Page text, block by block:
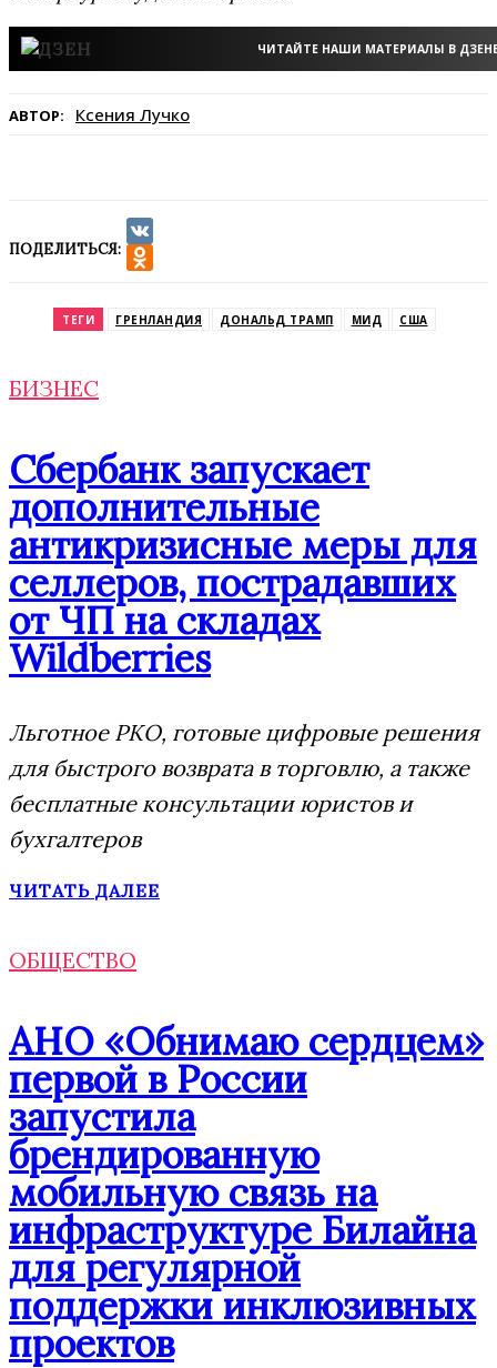
ЧИТАЙТЕ НАШИ МАТЕРИАЛЫ В
АВТОР: Ксения Лучко
ПОДЕЛИТЬСЯ:
VK
ТЕГИ ГРЕНЛАНДИЯ ДОНАЛЬД ТРАМП МИД США
БИЗНЕС
Сбербанк запускает
дополнительные
антикризисные меры для
селлеров, пострадавших
от ЧП на складах
Wildberries
Льготное РКО, готовые цифровые решения
для быстрого возврата в торговлю, а также
бесплатные консультации юристов и
бухгалтеров
ЧИТАТЬ ДАЛЕЕ
ОБЩЕСТВО
АНО «Обнимаю сердцем»
первой в России
запустила
брендированную
мобильную связь на
инфраструктуре Билайна
для регулярной
поддержки инклюзивных
проектов